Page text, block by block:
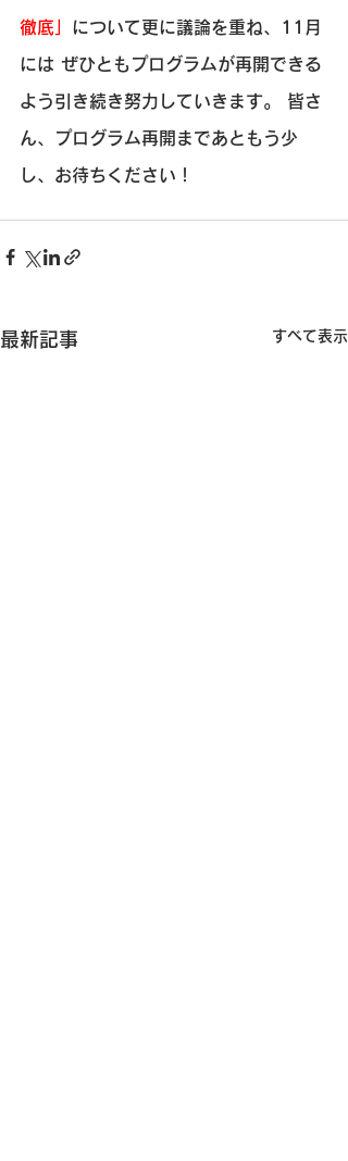
徹底」 について更に議論を重ね、11月
には ぜひともプログラムが再開できる
よう引き続き努力していきます。 皆さ
ん、プログラム再開まであともう少
し、お待ちください！
最新記事 すべて表示